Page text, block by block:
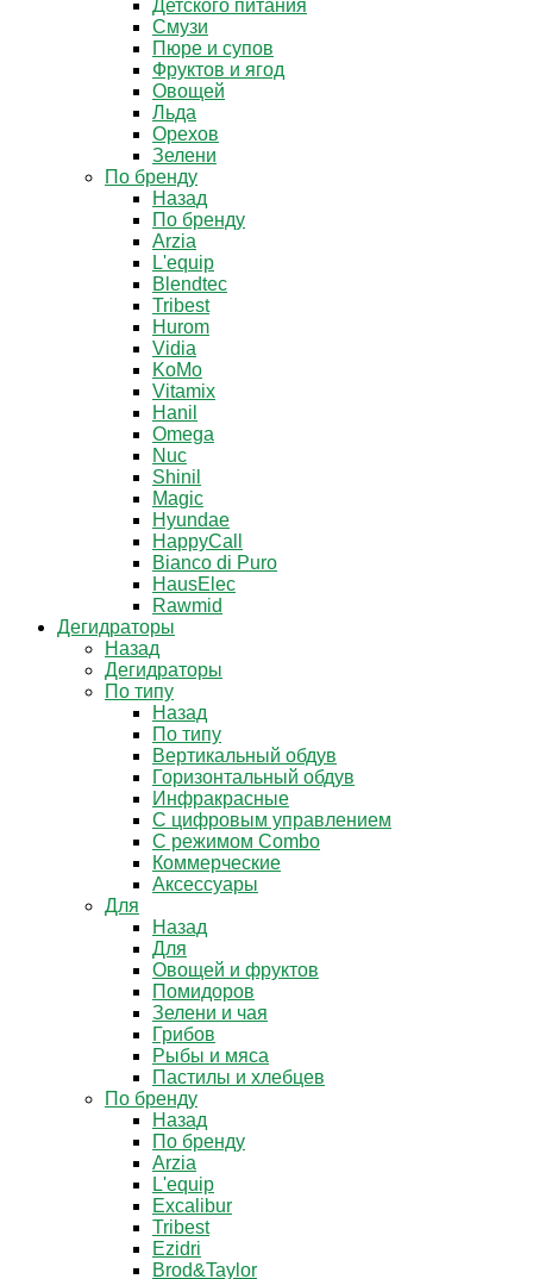
Детского питания
Смузи
Пюре и супов
Фруктов и ягод
Овощей
Льда
Орехов
Зелени
По бренду
Назад
По бренду
Arzia
L'equip
Blendtec
Tribest
Hurom
Vidia
KoMo
Vitamix
Hanil
Omega
Nuc
Shinil
Magic
Hyundae
HappyCall
Bianco di Puro
HausElec
Rawmid
Дегидраторы
Назад
Дегидраторы
По типу
Назад
По типу
Вертикальный обдув
Горизонтальный обдув
Инфракрасные
С цифровым управлением
С режимом Combo
Коммерческие
Аксессуары
Для
Назад
Для
Овощей и фруктов
Помидоров
Зелени и чая
Грибов
Рыбы и мяса
Пастилы и хлебцев
По бренду
Назад
По бренду
Arzia
L'equip
Excalibur
Tribest
Ezidri
Brod&Taylor